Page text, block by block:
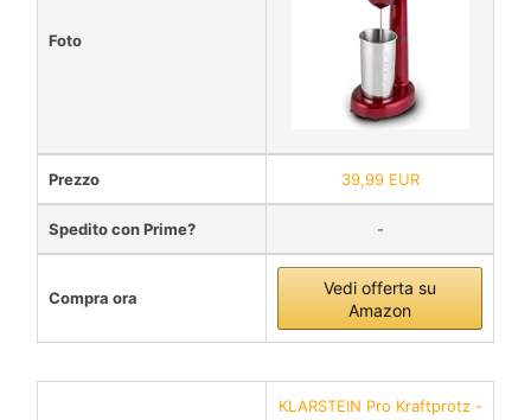
Foto
Prezzo 39,99 EUR
Spedito con Prime? -
Compra ora
Vedi offerta su
Amazon
KLARSTEIN Pro Kraftprotz -